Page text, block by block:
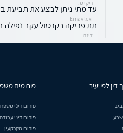
ריקי מ.
עד מתי ניתן לבצע את תביעת
Einav levi
תת פריקה בקרסול עקב נפילה
דינה
דין לפי עיר פורומים
פורום דיני
פורום דיני עבודה
פורום מקרקעין